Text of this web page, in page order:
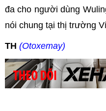
đa cho người dùng
nói chung tại thị trường
TH (Otoxemay)